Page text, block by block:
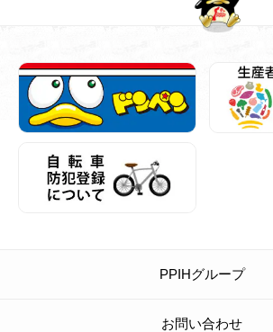
PPIHグループ
お問い合わせ